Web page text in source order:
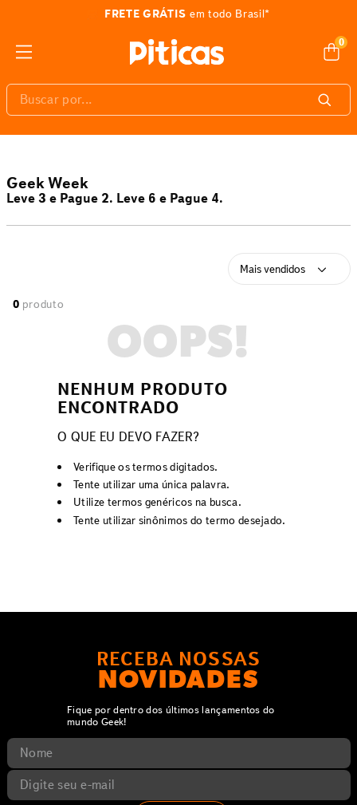
FRETE GRÁTIS em todo Brasil*
0
Buscar por...
Geek Week
Leve 3 e Pague 2. Leve 6 e Pague 4.
Mais vendidos
0 produto
OOPS!
NENHUM PRODUTO
ENCONTRADO
O QUE EU DEVO FAZER?
Verifique os termos digitados.
Tente utilizar uma única palavra.
Utilize termos genéricos na busca.
Tente utilizar sinônimos do termo desejado.
RECEBA NOSSAS
NOVIDADES
Fique por dentro dos últimos lançamentos do
mundo Geek!